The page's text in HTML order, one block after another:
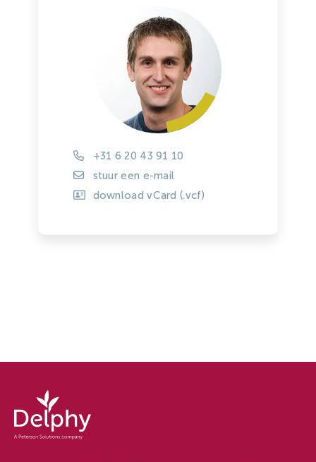
+31 6 20 43 91 10
stuur een e-mail
download vCard (.vcf)
Delphy
-
Delphy